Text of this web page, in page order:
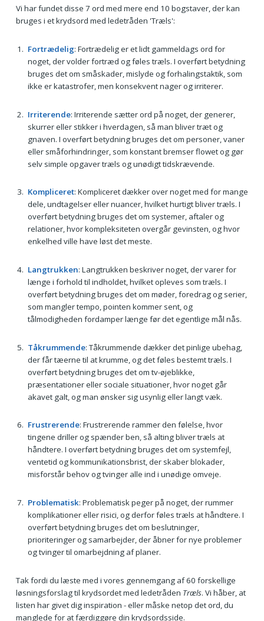
Vi har fundet disse 7 ord med mere end 10 bogstaver, der kan
bruges i et krydsord med ledetråden 'Træls':
Fortrædelig: Fortrædelig er et lidt gammeldags ord for
noget, der volder fortræd og føles træls. I overført betydning
bruges det om småskader, mislyde og forhalingstaktik, som
ikke er katastrofer, men konsekvent nager og irriterer.
Irriterende: Irriterende sætter ord på noget, der generer,
skurrer eller stikker i hverdagen, så man bliver træt og
gnaven. I overført betydning bruges det om personer, vaner
eller småforhindringer, som konstant bremser flowet og gør
selv simple opgaver træls og unødigt tidskrævende.
Kompliceret: Kompliceret dækker over noget med for mange
dele, undtagelser eller nuancer, hvilket hurtigt bliver træls. I
overført betydning bruges det om systemer, aftaler og
relationer, hvor kompleksiteten overgår gevinsten, og hvor
enkelhed ville have løst det meste.
Langtrukken: Langtrukken beskriver noget, der varer for
længe i forhold til indholdet, hvilket opleves som træls. I
overført betydning bruges det om møder, foredrag og serier,
som mangler tempo, pointen kommer sent, og
tålmodigheden fordamper længe før det egentlige mål nås.
Tåkrummende: Tåkrummende dækker det pinlige ubehag,
der får tæerne til at krumme, og det føles bestemt træls. I
overført betydning bruges det om tv-øjeblikke,
præsentationer eller sociale situationer, hvor noget går
akavet galt, og man ønsker sig usynlig eller langt væk.
Frustrerende: Frustrerende rammer den følelse, hvor
tingene driller og spænder ben, så alting bliver træls at
håndtere. I overført betydning bruges det om systemfejl,
ventetid og kommunikationsbrist, der skaber blokader,
misforstår behov og tvinger alle ind i unødige omveje.
Problematisk: Problematisk peger på noget, der rummer
komplikationer eller risici, og derfor føles træls at håndtere. I
overført betydning bruges det om beslutninger,
prioriteringer og samarbejder, der åbner for nye problemer
og tvinger til omarbejdning af planer.
Tak fordi du læste med i vores gennemgang af 60 forskellige
løsningsforslag til krydsordet med ledetråden Træls. Vi håber, at
listen har givet dig inspiration - eller måske netop det ord, du
manglede for at færdiggøre din krydsordsside.